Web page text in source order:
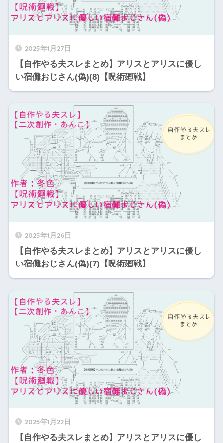
2025年1月27日
【自作やる夫スレまとめ】アリスとアリスに優し
い宿儺おじさん(偽)(8)【呪術廻戦】
2025年1月26日
【自作やる夫スレまとめ】アリスとアリスに優し
い宿儺おじさん(偽)(7)【呪術廻戦】
2025年1月22日
【自作やる夫スレまとめ】アリスとアリスに優し